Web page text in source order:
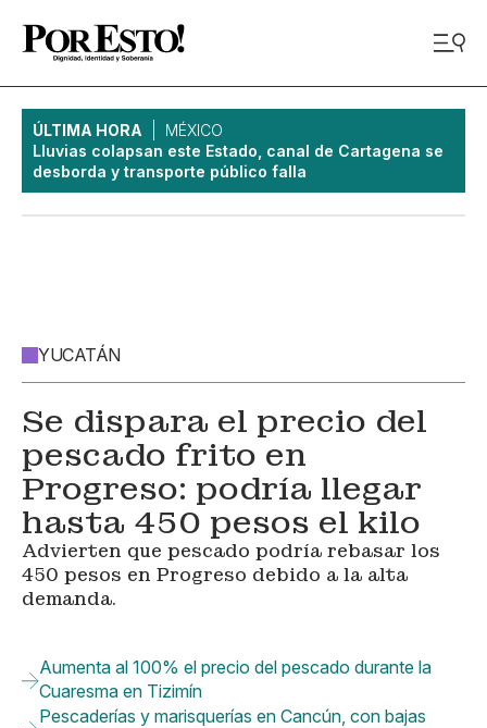
ÚLTIMA HORA
MÉXICO
Lluvias colapsan este Estado, canal de Cartagena se
desborda y transporte público falla
YUCATÁN
Se dispara el precio del
pescado frito en
Progreso: podría llegar
hasta 450 pesos el kilo
Advierten que pescado podría rebasar los
450 pesos en Progreso debido a la alta
demanda.
Aumenta al 100% el precio del pescado durante la
Cuaresma en Tizimín
Pescaderías y marisquerías en Cancún, con bajas